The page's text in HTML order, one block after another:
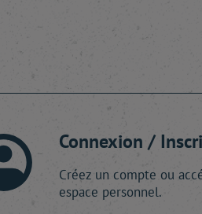
Connexion /
Créez un compte ou
espace personnel.